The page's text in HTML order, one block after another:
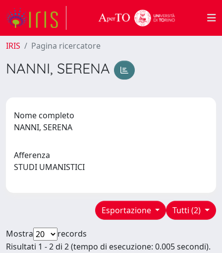
IRIS Pagina ricercatore
NANNI, SERENA
Nome completo
NANNI, SERENA
Afferenza
STUDI UMANISTICI
Tutti (2)
Esportazione
Mostra
records
Risultati 1 - 2 di 2 (tempo di esecuzione: 0.005 secondi).